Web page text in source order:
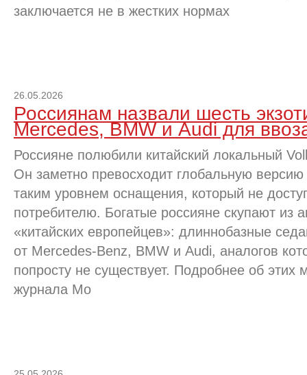
заключается не в жестких нормах
26.05.2026
Россиянам назвали шесть
Mercedes, BMW и Audi для
Россияне полюбили китайский локальный
Он заметно превосходит глобальную
таким уровнем оснащения, который не
потребителю. Богатые россияне скупают из
«китайских европейцев»: длиннобазные
от Mercedes-Benz, BMW и Audi, аналогов
попросту не существует. Подробнее об этих
журнала Mo